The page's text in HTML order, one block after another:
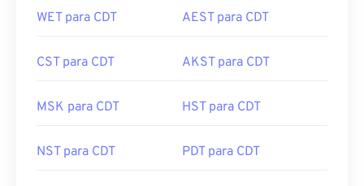
WET para CDT AEST para CDT
CST para CDT AKST para CDT
MSK para CDT HST para CDT
NST para CDT PDT para CDT